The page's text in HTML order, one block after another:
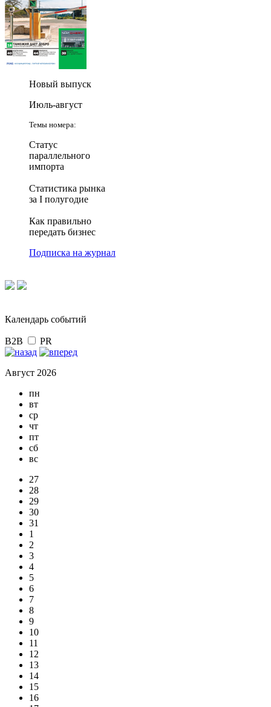
Новый выпуск
Июль-август
Темы номера:
Статус
параллельного
импорта
Статистика рынка
за I полугодие
Как правильно
передать бизнес
Подписка на журнал
Календарь событий
B2B PR
Август 2026
пн
вт
ср
чт
пт
сб
вс
27
28
29
30
31
1
2
3
4
5
6
7
8
9
10
11
12
13
14
15
16